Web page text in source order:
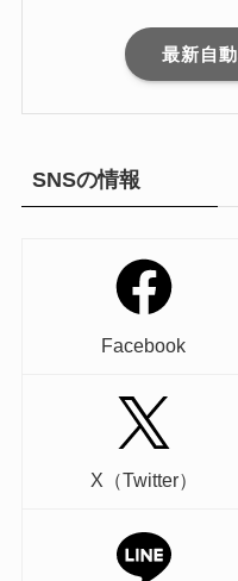
最新自
SNSの情報
Facebook
X（Twitter）